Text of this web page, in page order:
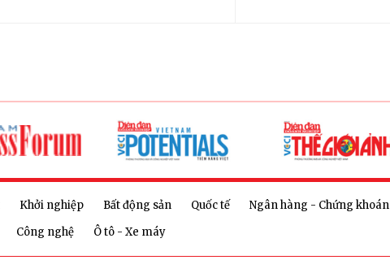
Khởi nghiệp Bất động sản Quốc tế Ngân hàng - Chứng khoán
Công nghệ
Ô tô - Xe máy